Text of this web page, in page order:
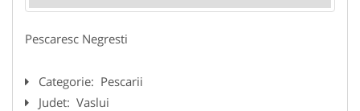
Pescaresc Negresti
Categorie: Pescarii
Judet: Vaslui